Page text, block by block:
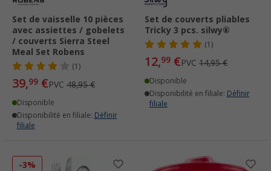
Set de vaisselle 10 pièces
avec assiettes / gobelets
/ couverts Sierra Steel
Meal Set Robens
(1)
39,99 €PVC 48,95 €
Disponible
Disponibilité en filiale: Définir
filiale
Set de couverts pliables
Tricky 3 pcs. silwy®
(1)
12,99 €PVC 14,95 €
Disponible
Disponibilité en filiale: Définir
filiale
-3%